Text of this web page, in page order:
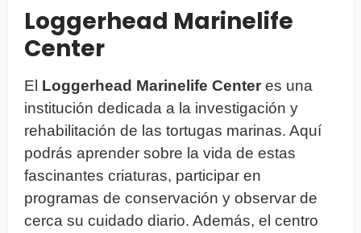
Loggerhead Marinelife
Center
El Loggerhead Marinelife Center es una
institución dedicada a la investigación y
rehabilitación de las tortugas marinas. Aquí
podrás aprender sobre la vida de estas
fascinantes criaturas, participar en
programas de conservación y observar de
cerca su cuidado diario. Además, el centro